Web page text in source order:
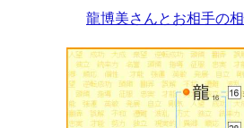
龍博美さんとお相手の相